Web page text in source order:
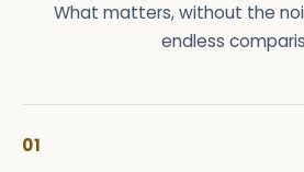
What matters, without the
endless
01